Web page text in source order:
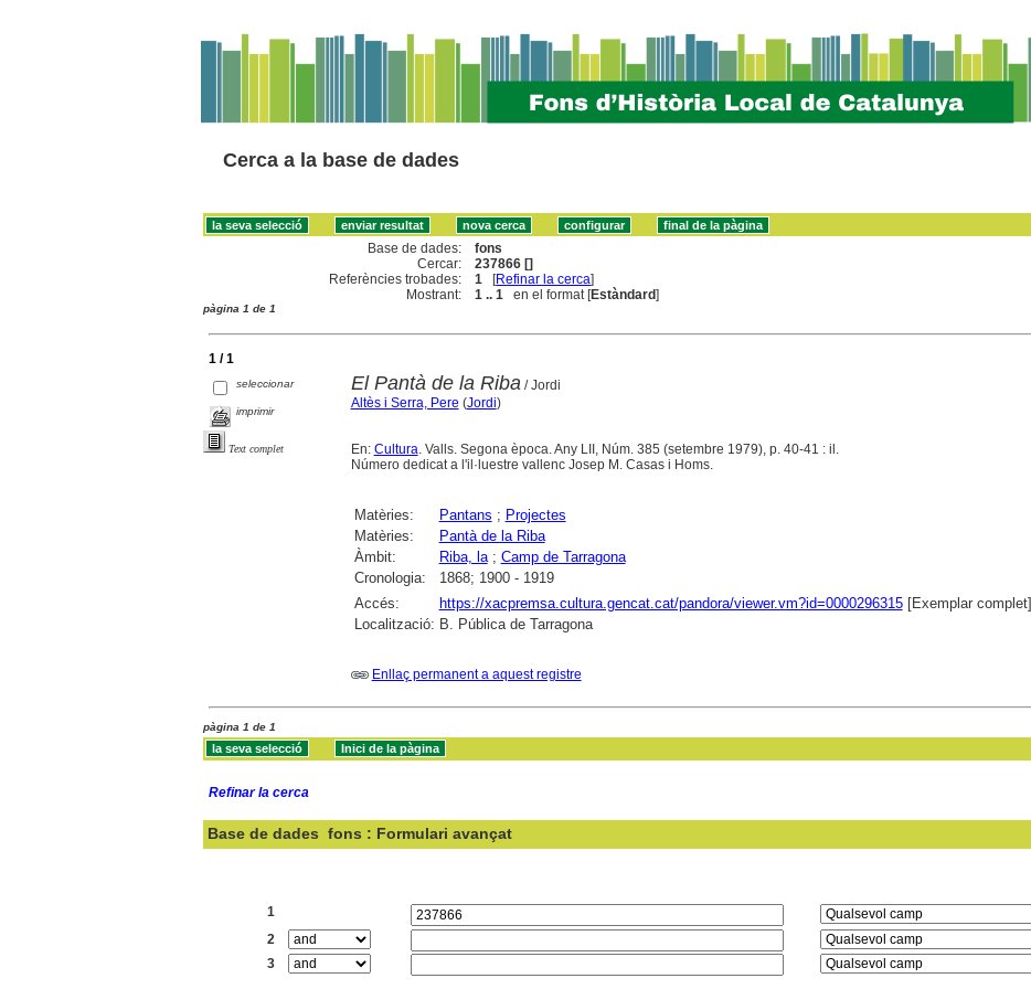
Cerca a la base de dades
Base de dades:
fons
Cercar:
237866 []
Referències trobades:
1 [Refinar la cerca]
Mostrant:
1 .. 1 en el format [Estàndard]
pàgina 1 de 1
1 / 1
seleccionar
imprimir
Text complet
El Pantà de la Riba/ Jordi
Altès i Serra, Pere (Jordi)
En: Cultura. Valls. Segona època. Any LII, Núm. 385 (setembre 1979), p. 40-41 : il.
Número dedicat a l'il·luestre vallenc Josep M. Casas i Homs.
Matèries: Pantans ; Projectes
Matèries:
Pantà de la Riba
Àmbit:
Riba, la; Camp de Tarragona
Cronologia:
1868; 1900 - 1919
Accés:
https://xacpremsa.cultura.gencat.cat/pandora/viewer.vm?id=0000296315[Exemplar complet]
Localització: B. Pública de Tarragona
Enllaç permanent a aquest registre
pàgina 1 de 1
Refinar la cerca
Base de dades fons : Formulari avançat
1
2
3